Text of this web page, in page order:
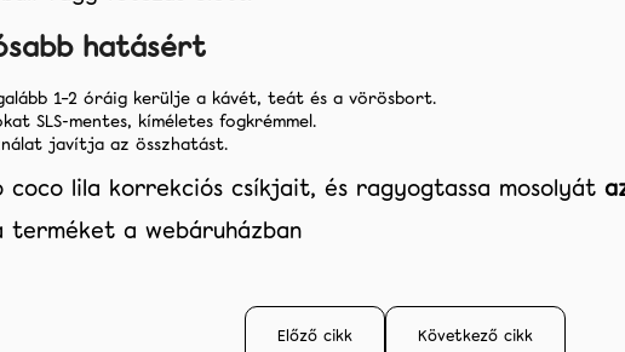
hatásért
1–2 óráig kerülje a kávét, teát és a vörösbort.
SLS-mentes, kíméletes fogkrémmel.
javítja az összhatást.
coco lila korrekciós csíkjait, és ragyogtassa mosolyát
terméket a webáruházban
Előző cikk Következő cikk